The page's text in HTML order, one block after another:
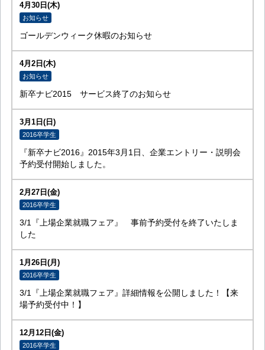
4月30日(木)
お知らせ
ゴールデンウィーク休暇のお知らせ
4月2日(木)
お知らせ
新卒ナビ2015 サービス終了のお知らせ
3月1日(日)
2016卒学生
『新卒ナビ2016』2015年3月1日、企業エントリー・説明会
予約受付開始しました。
2月27日(金)
2016卒学生
3/1『上場企業就職フェア』 事前予約受付を終了いたしま
した
1月26日(月)
2016卒学生
3/1『上場企業就職フェア』詳細情報を公開しました！【来
場予約受付中！】
12月12日(金)
2016卒学生